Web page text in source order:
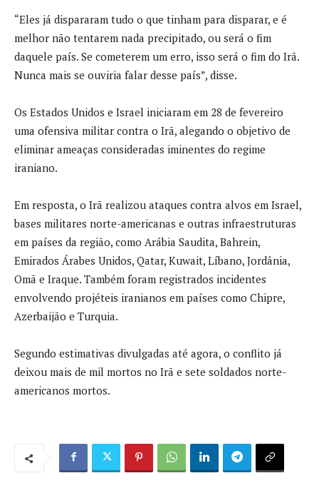
“Eles já dispararam tudo o que tinham para disparar, e é
melhor não tentarem nada precipitado, ou será o fim
daquele país. Se cometerem um erro, isso será o fim do Irã.
Nunca mais se ouviria falar desse país”, disse.
Os Estados Unidos e Israel iniciaram em 28 de fevereiro
uma ofensiva militar contra o Irã, alegando o objetivo de
eliminar ameaças consideradas iminentes do regime
iraniano.
Em resposta, o Irã realizou ataques contra alvos em Israel,
bases militares norte-americanas e outras infraestruturas
em países da região, como Arábia Saudita, Bahrein,
Emirados Árabes Unidos, Qatar, Kuwait, Líbano, Jordânia,
Omã e Iraque. Também foram registrados incidentes
envolvendo projéteis iranianos em países como Chipre,
Azerbaijão e Turquia.
Segundo estimativas divulgadas até agora, o conflito já
deixou mais de mil mortos no Irã e sete soldados norte-
americanos mortos.